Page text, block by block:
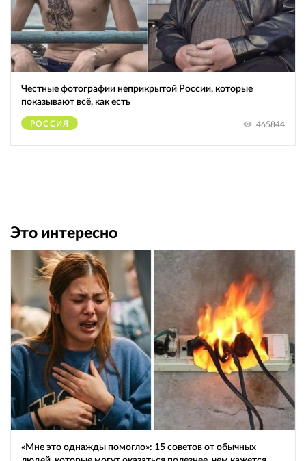
Честные фотографии неприкрытой России, которые
показывают всё, как есть
РОССИЯ 465844
Это интересно
«Мне это однажды помогло»: 15 советов от обычных